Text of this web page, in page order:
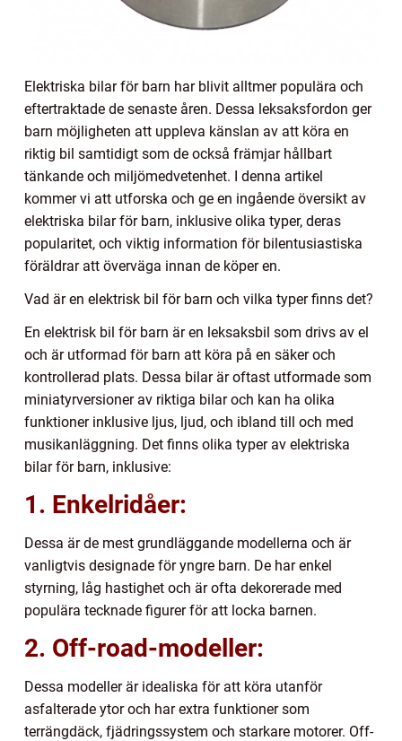
Elektriska bilar för barn har blivit alltmer populära och
eftertraktade de senaste åren. Dessa leksaksfordon ger
barn möjligheten att uppleva känslan av att köra en
riktig bil samtidigt som de också främjar hållbart
tänkande och miljömedvetenhet. I denna artikel
kommer vi att utforska och ge en ingående översikt av
elektriska bilar för barn, inklusive olika typer, deras
popularitet, och viktig information för bilentusiastiska
föräldrar att överväga innan de köper en.
Vad är en elektrisk bil för barn och vilka typer finns det?
En elektrisk bil för barn är en leksaksbil som drivs av el
och är utformad för barn att köra på en säker och
kontrollerad plats. Dessa bilar är oftast utformade som
miniatyrversioner av riktiga bilar och kan ha olika
funktioner inklusive ljus, ljud, och ibland till och med
musikanläggning. Det finns olika typer av elektriska
bilar för barn, inklusive:
1. Enkelridåer:
Dessa är de mest grundläggande modellerna och är
vanligtvis designade för yngre barn. De har enkel
styrning, låg hastighet och är ofta dekorerade med
populära tecknade figurer för att locka barnen.
2. Off-road-modeller:
Dessa modeller är idealiska för att köra utanför
asfalterade ytor och har extra funktioner som
terrängdäck, fjädringssystem och starkare motorer. Off-